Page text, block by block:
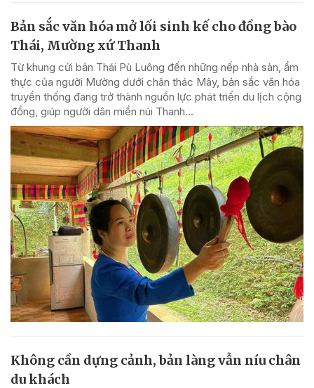
Bản sắc văn hóa mở lối sinh kế cho đồng bào
Thái, Mường xứ Thanh
Từ khung cửi bản Thái Pù Luông đến những nếp nhà sàn, ẩm
thực của người Mường dưới chân thác Mây, bản sắc văn hóa
truyền thống đang trở thành nguồn lực phát triển du lịch cộng
đồng, giúp người dân miền núi Thanh...
Không cần dựng cảnh, bản làng vẫn níu chân
du khách